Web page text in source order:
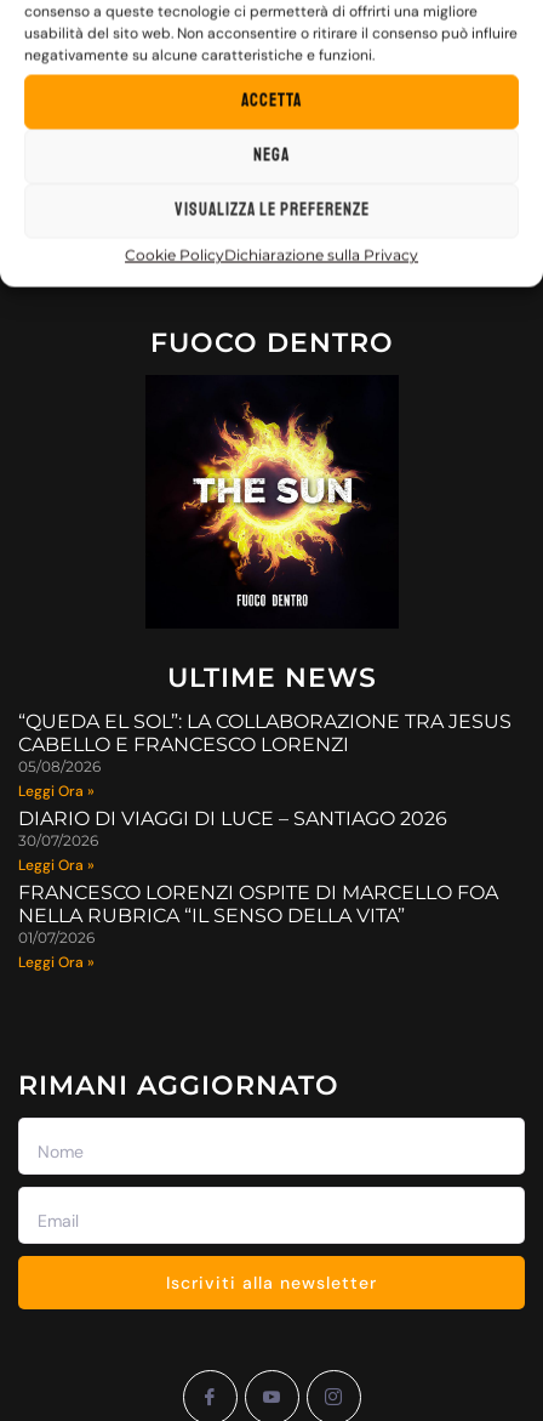
consenso a queste tecnologie ci permetterà di offrirti una migliore
usabilità del sito web. Non acconsentire o ritirare il consenso può influire
negativamente su alcune caratteristiche e funzioni.
Accetta
Nega
Visualizza le preferenze
Cookie PolicyDichiarazione sulla Privacy
FUOCO DENTRO
ULTIME NEWS
“QUEDA EL SOL”: LA COLLABORAZIONE TRA JESUS
CABELLO E FRANCESCO LORENZI
05/08/2026
Leggi Ora »
DIARIO DI VIAGGI DI LUCE – SANTIAGO 2026
30/07/2026
Leggi Ora »
FRANCESCO LORENZI OSPITE DI MARCELLO FOA
NELLA RUBRICA “IL SENSO DELLA VITA”
01/07/2026
Leggi Ora »
RIMANI AGGIORNATO
Iscriviti alla newsletter